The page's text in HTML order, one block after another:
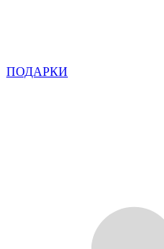
ПОДАРКИ